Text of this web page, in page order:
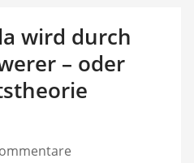
wird durch
– oder